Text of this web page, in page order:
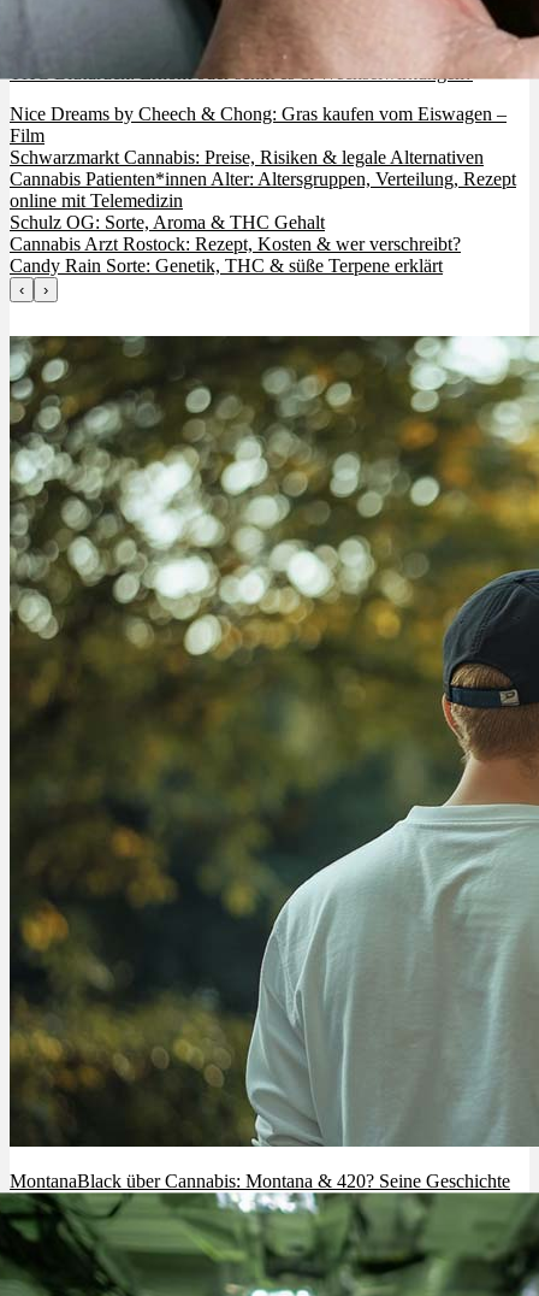
THC Blutdruck: Erhöht oder senkt es & Wechselwirkungen?
Nice Dreams by Cheech & Chong: Gras kaufen vom Eiswagen –
Film
Schwarzmarkt Cannabis: Preise, Risiken & legale Alternativen
Cannabis Patienten*innen Alter: Altersgruppen, Verteilung, Rezept
online mit Telemedizin
Schulz OG: Sorte, Aroma & THC Gehalt
Cannabis Arzt Rostock: Rezept, Kosten & wer verschreibt?
Candy Rain Sorte: Genetik, THC & süße Terpene erklärt
‹ ›
MontanaBlack über Cannabis: Montana & 420? Seine Geschichte
auf YouTube